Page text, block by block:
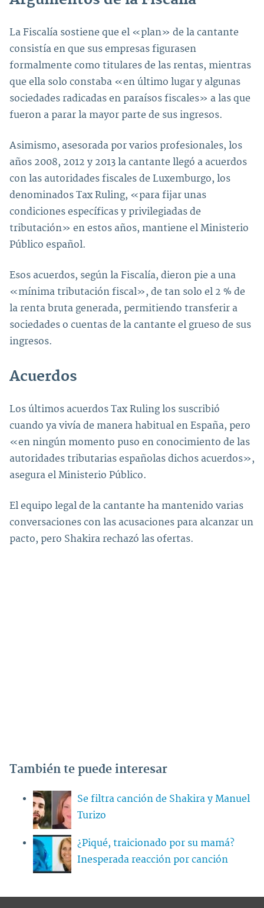
La Fiscalía sostiene que el «plan» de la cantante
consistía en que sus empresas figurasen
formalmente como titulares de las rentas, mientras
que ella solo constaba «en último lugar y algunas
sociedades radicadas en paraísos fiscales» a las que
fueron a parar la mayor parte de sus ingresos.
Asimismo, asesorada por varios profesionales, los
años 2008, 2012 y 2013 la cantante llegó a acuerdos
con las autoridades fiscales de Luxemburgo, los
denominados Tax Ruling, «para fijar unas
condiciones específicas y privilegiadas de
tributación» en estos años, mantiene el Ministerio
Público español.
Esos acuerdos, según la Fiscalía, dieron pie a una
«mínima tributación fiscal», de tan solo el 2 % de
la renta bruta generada, permitiendo transferir a
sociedades o cuentas de la cantante el grueso de sus
ingresos.
Acuerdos
Los últimos acuerdos Tax Ruling los suscribió
cuando ya vivía de manera habitual en España, pero
«en ningún momento puso en conocimiento de las
autoridades tributarias españolas dichos acuerdos»,
asegura el Ministerio Público.
El equipo legal de la cantante ha mantenido varias
conversaciones con las acusaciones para alcanzar un
pacto, pero Shakira rechazó las ofertas.
También te puede interesar
Se filtra canción de Shakira y Manuel
Turizo
¿Piqué, traicionado por su mamá?
Inesperada reacción por canción